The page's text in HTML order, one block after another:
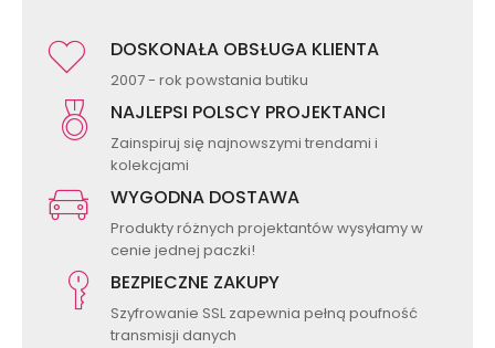
DOSKONAŁA OBSŁUGA KLIENTA
2007 - rok powstania butiku
NAJLEPSI POLSCY PROJEKTANCI
Zainspiruj się najnowszymi trendami i
kolekcjami
WYGODNA DOSTAWA
Produkty różnych projektantów wysyłamy w
cenie jednej paczki!
BEZPIECZNE ZAKUPY
Szyfrowanie SSL zapewnia pełną poufność
transmisji danych